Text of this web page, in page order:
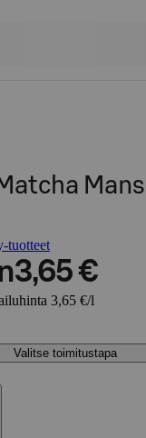
tuotteet
3,65 €
3,65 €/l
Valitse toimitustapa